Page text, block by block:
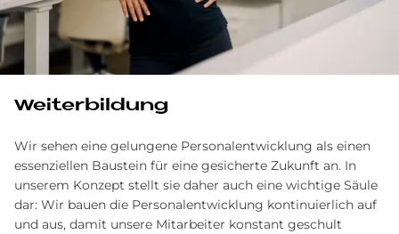
Wei­ter­bil­dung
Wir sehen eine gelungene Personalentwicklung als einen
essenziellen Baustein für eine gesicherte Zukunft an. In
unserem Konzept stellt sie daher auch eine wichtige Säule
dar: Wir bauen die Personalentwicklung kontinuierlich auf
und aus, damit unsere Mitarbeiter konstant geschult